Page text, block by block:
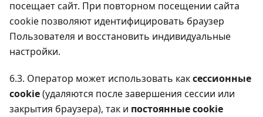
посещает сайт. При повторном посещении сайта
cookie позволяют идентифицировать браузер
Пользователя и восстановить индивидуальные
настройки.
6.3. Оператор может использовать каксессионные
cookie(удаляются после завершения сессии или
закрытия браузера), так и постоянные cookie